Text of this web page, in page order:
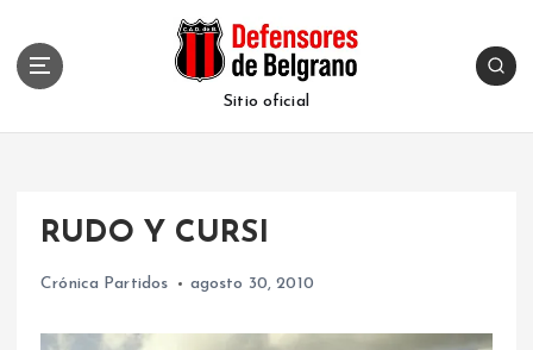
Sitio oficial
RUDO Y CURSI
Crónica Partidos agosto 30, 2010